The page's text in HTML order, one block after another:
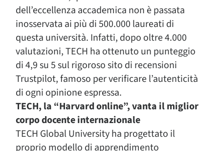
dell’eccellenza accademica non è passata
inosservata ai più di 500.000 laureati di
questa università. Infatti, dopo oltre 4.000
valutazioni, TECH ha ottenuto un punteggio
di 4,9 su 5 sul rigoroso sito di recensioni
Trustpilot, famoso per verificare l’autenticità
di ogni opinione espressa.
TECH, la “Harvard online”, vanta il miglior
corpo docente internazionale
TECH Global University ha progettato il
proprio modello di apprendimento